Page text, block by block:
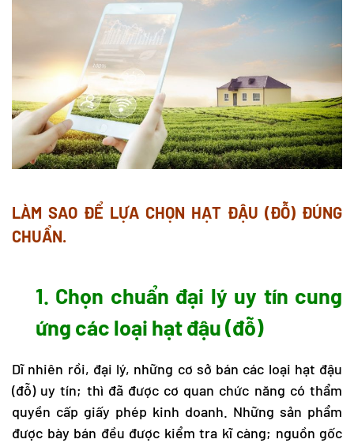
LÀM SAO ĐỂ LỰA CHỌN HẠT ĐẬU (ĐỖ) ĐÚNG
CHUẨN.
1. Chọn chuẩn đại lý uy tín cung
ứng các loại hạt đậu (đỗ)
Dĩ nhiên rồi, đại lý, những cơ sở bán các loại hạt đậu
(đỗ) uy tín; thì đã được cơ quan chức năng có thẩm
quyền cấp giấy phép kinh doanh. Những sản phẩm
được bày bán đều được kiểm tra kĩ càng; nguồn gốc